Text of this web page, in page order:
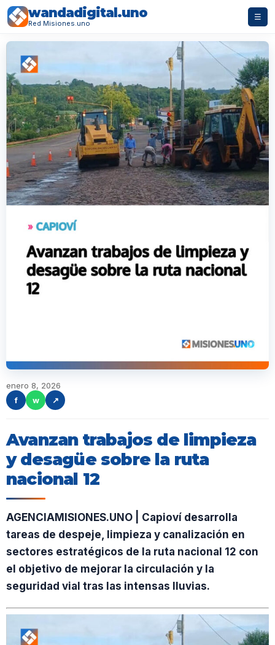
wandadigital.uno
Red Misiones.uno
☰
enero 8, 2026
f
w ↗
Avanzan trabajos de limpieza
y desagüe sobre la ruta
nacional 12
AGENCIAMISIONES.UNO | Capioví desarrolla
tareas de despeje, limpieza y canalización en
sectores estratégicos de la ruta nacional 12 con
el objetivo de mejorar la circulación y la
seguridad vial tras las intensas lluvias.